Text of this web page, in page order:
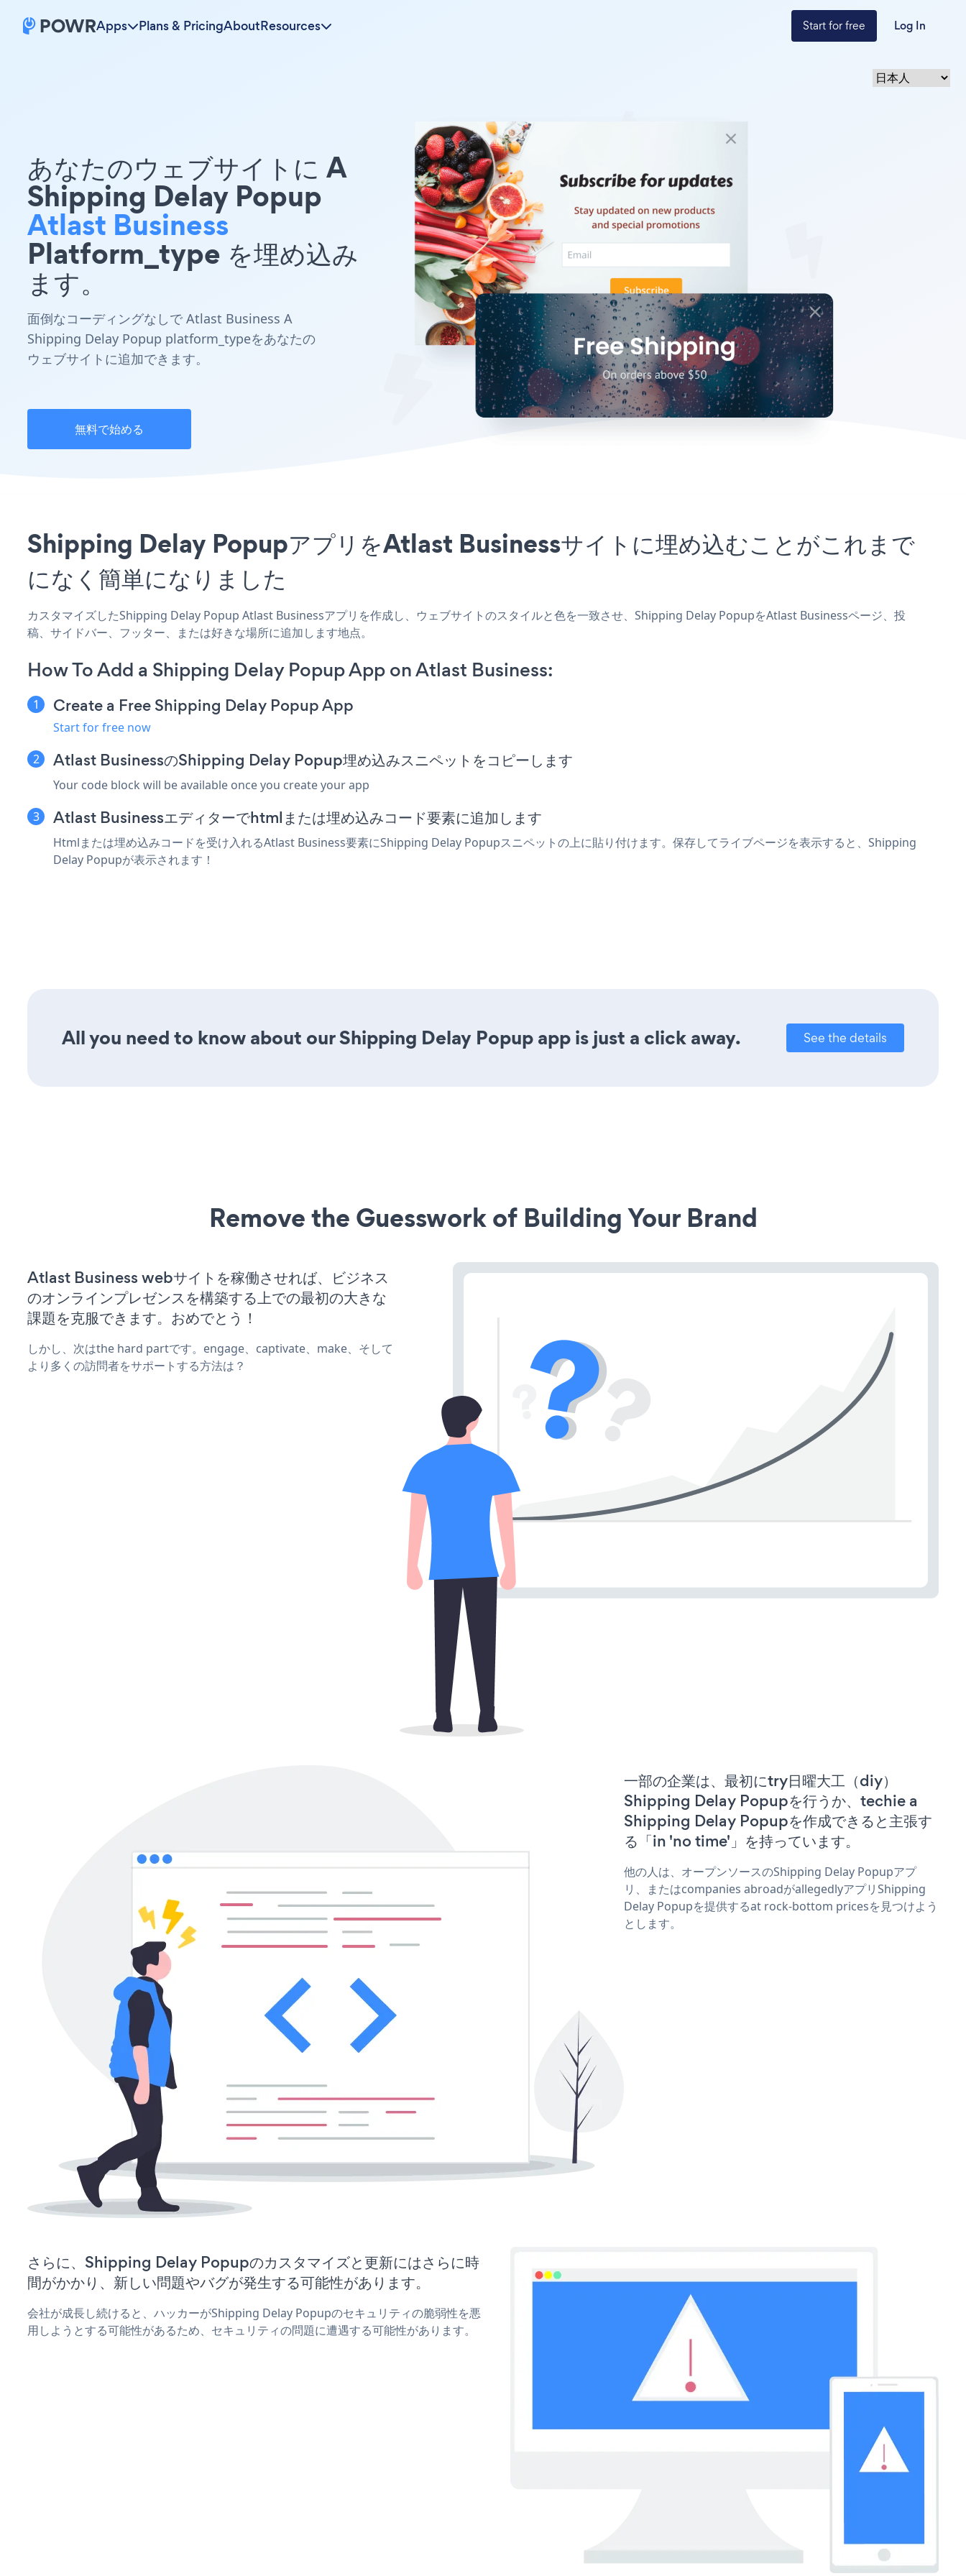
Apps Plans & PricingAboutResources Start for free Log In
あなたのウェブサイトに A
Shipping Delay Popup
Atlast Business
Platform_type を埋め込み
ます。
面倒なコーディングなしで Atlast Business A
Shipping Delay Popup platform_typeをあなたの
ウェブサイトに追加できます。
無料で始める
Shipping Delay PopupアプリをAtlast Businessサイトに埋め込むことがこれまで
になく簡単になりました
カスタマイズしたShipping Delay Popup Atlast Businessアプリを作成し、ウェブサイトのスタイルと色を一致させ、Shipping Delay PopupをAtlast Businessページ、投
稿、サイドバー、フッター、または好きな場所に追加します地点。
How To Add a Shipping Delay Popup App on Atlast Business:
Create a Free Shipping Delay Popup App
Start for free now
Atlast BusinessのShipping Delay Popup埋め込みスニペットをコピーします
Your code block will be available once you create your app
Atlast Businessエディターでhtmlまたは埋め込みコード要素に追加します
Htmlまたは埋め込みコードを受け入れるAtlast Business要素にShipping Delay Popupスニペットの上に貼り付けます。保存してライブページを表示すると、Shipping
Delay Popupが表示されます！
All you need to know about our Shipping Delay Popup app is just a click away. See the details
Remove the Guesswork of Building Your Brand
Atlast Business webサイトを稼働させれば、ビジネス
のオンラインプレゼンスを構築する上での最初の大きな
課題を克服できます。おめでとう！
しかし、次はthe hard partです。engage、captivate、make、そして
より多くの訪問者をサポートする方法は？
一部の企業は、最初にtry日曜大工（diy）
Shipping Delay Popupを行うか、techie a
Shipping Delay Popupを作成できると主張す
る「in 'no time'」を持っています。
他の人は、オープンソースのShipping Delay Popupアプ
リ、またはcompanies abroadがallegedlyアプリShipping
Delay Popupを提供するat rock-bottom pricesを見つけよう
とします。
さらに、Shipping Delay Popupのカスタマイズと更新にはさらに時
間がかかり、新しい問題やバグが発生する可能性があります。
会社が成長し続けると、ハッカーがShipping Delay Popupのセキュリティの脆弱性を悪
用しようとする可能性があるため、セキュリティの問題に遭遇する可能性があります。